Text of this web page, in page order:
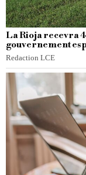
La Rioja recevra
gouvernement
Redaction LCE